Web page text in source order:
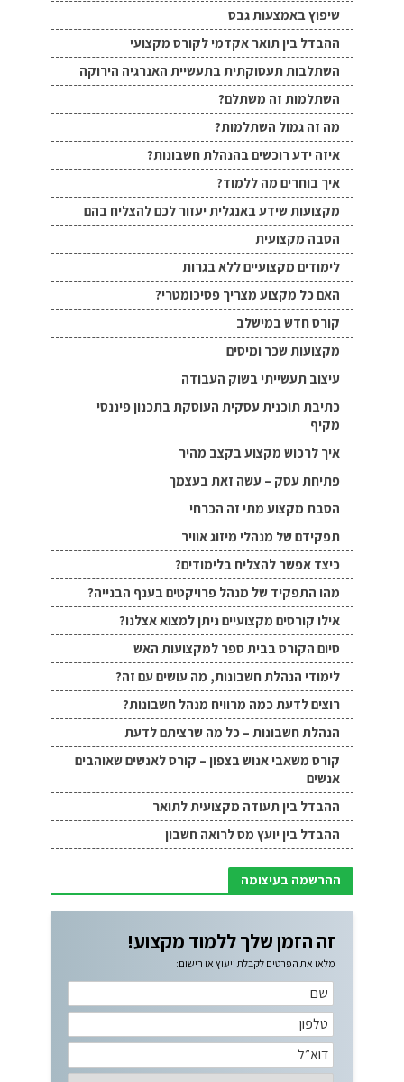
שיפוץ באמצעות גבס
ההבדל בין תואר אקדמי לקורס מקצועי
השתלבות תעסוקתית בתעשיית האנרגיה הירוקה
השתלמות זה משתלם?
מה זה גמול השתלמות?
איזה ידע רוכשים בהנהלת חשבונות?
איך בוחרים מה ללמוד?
מקצועות שידע באנגלית יעזור לכם להצליח בהם
הסבה מקצועית
לימודים מקצועיים ללא בגרות
האם כל מקצוע מצריך פסיכומטרי?
קורס חדש במישלב
מקצועות שכר ומיסים
עיצוב תעשייתי בשוק העבודה
כתיבת תוכנית עסקית העוסקת בתכנון פיננסי
מקיף
איך לרכוש מקצוע בקצב מהיר
פתיחת עסק – עשה זאת בעצמך
הסבת מקצוע מתי זה הכרחי
תפקידם של מנהלי מיזוג אוויר
כיצד אפשר להצליח בלימודים?
מהו התפקיד של מנהל פרויקטים בענף הבנייה?
אילו קורסים מקצועיים ניתן למצוא אצלנו?
סיום הקורס בבית ספר למקצועות האש
לימודי הנהלת חשבונות, מה עושים עם זה?
רוצים לדעת כמה מרוויח מנהל חשבונות?
הנהלת חשבונות – כל מה שרציתם לדעת
קורס משאבי אנוש בצפון – קורס לאנשים שאוהבים
אנשים
ההבדל בין תעודה מקצועית לתואר
ההבדל בין יועץ מס לרואה חשבון
ההרשמה בעיצומה
זה הזמן שלך ללמוד מקצוע!
מלאו את הפרטים לקבלת ייעוץ או רישום: